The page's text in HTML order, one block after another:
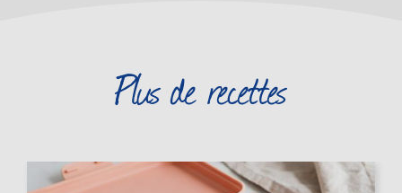
Plus de recettes